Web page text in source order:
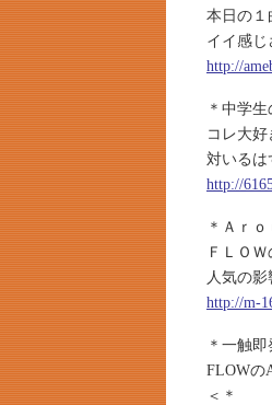
本日の１
イイ感じ
http://
＊中学
コレ大
対いるは
http://
＊Ａｒ
ＦＬＯ
人気の
http://m-
＊一触
FLOWの
＜＊